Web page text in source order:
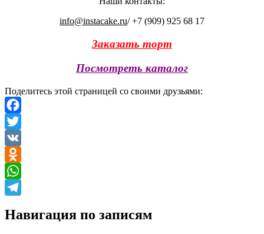
info@instacake.ru/ +7 (909) 925 68 17
Заказать торт
Посмотреть каталог
Поделитесь этой страницей со своими друзьями:
Facebook
Twitter
VK
Odnoklassniki
WhatsApp
Навигация по записям